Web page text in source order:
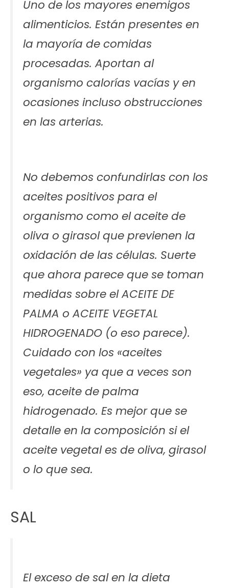
Uno de los mayores enemigos
alimenticios. Están presentes en
la mayoría de comidas
procesadas. Aportan al
organismo calorías vacías y en
ocasiones incluso obstrucciones
en las arterias.
No debemos confundirlas con los
aceites positivos para el
organismo como el aceite de
oliva o girasol que previenen la
oxidación de las células. Suerte
que ahora parece que se toman
medidas sobre el ACEITE DE
PALMA o ACEITE VEGETAL
HIDROGENADO (o eso parece).
Cuidado con los «aceites
vegetales» ya que a veces son
eso, aceite de palma
hidrogenado. Es mejor que se
detalle en la composición si el
aceite vegetal es de oliva, girasol
o lo que sea.
SAL
El exceso de sal en la dieta